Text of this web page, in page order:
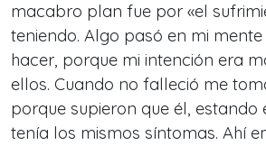
macabro plan fue por «el
teniendo. Algo pasó en mi
hacer, porque mi intención era
ellos. Cuando no falleció me
porque supieron que él, estando
tenía los mismos síntomas. Ahí